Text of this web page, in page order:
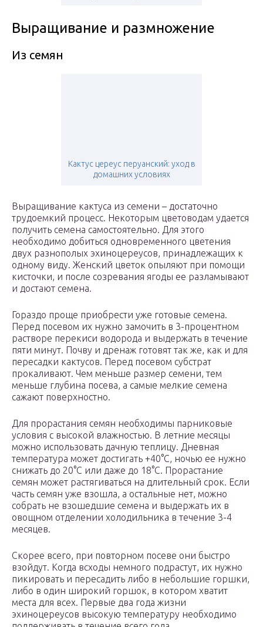
Выращивание и размножение
Из семян
Кактус цереус перуанский: уход в
домашних условиях
Выращивание кактуса из семени – достаточно
трудоемкий процесс. Некоторым цветоводам удается
получить семена самостоятельно. Для этого
необходимо добиться одновременного цветения
двух разнополых эхиноцереусов, принадлежащих к
одному виду. Женский цветок опыляют при помощи
кисточки, и после созревания ягоды ее разламывают
и достают семена.
Гораздо проще приобрести уже готовые семена.
Перед посевом их нужно замочить в 3-процентном
растворе перекиси водорода и выдержать в течение
пяти минут. Почву и дренаж готовят так же, как и для
пересадки кактусов. Перед посевом субстрат
прокаливают. Чем меньше размер семени, тем
меньше глубина посева, а самые мелкие семена
сажают поверхностно.
Для прорастания семян необходимы парниковые
условия с высокой влажностью. В летние месяцы
можно использовать дачную теплицу. Дневная
температура может достигать +40°С, ночью ее нужно
снижать до 20°С или даже до 18°С. Прорастание
семян может растягиваться на длительный срок. Если
часть семян уже взошла, а остальные нет, можно
собрать не взошедшие семена и выдержать их в
овощном отделении холодильника в течение 3-4
месяцев.
Скорее всего, при повторном посеве они быстро
взойдут. Когда всходы немного подрастут, их нужно
пикировать и пересадить либо в небольшие горшки,
либо в один широкий горшок, в котором хватит
места для всех. Первые два года жизни
эхиноцереусов высокую температуру необходимо